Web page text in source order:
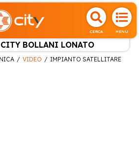
CERCA MENU
CITY BOLLANI LONATO
VIDEO IMPIANTO SATELLITARE